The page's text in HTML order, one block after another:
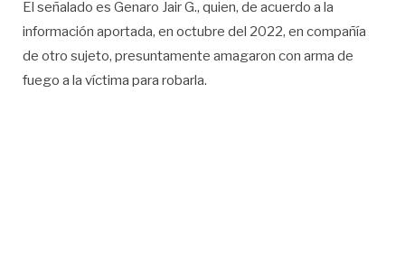
El señalado es Genaro Jair G., quien, de acuerdo a la
información aportada, en octubre del 2022, en compañía
de otro sujeto, presuntamente amagaron con arma de
fuego a la víctima para robarla.